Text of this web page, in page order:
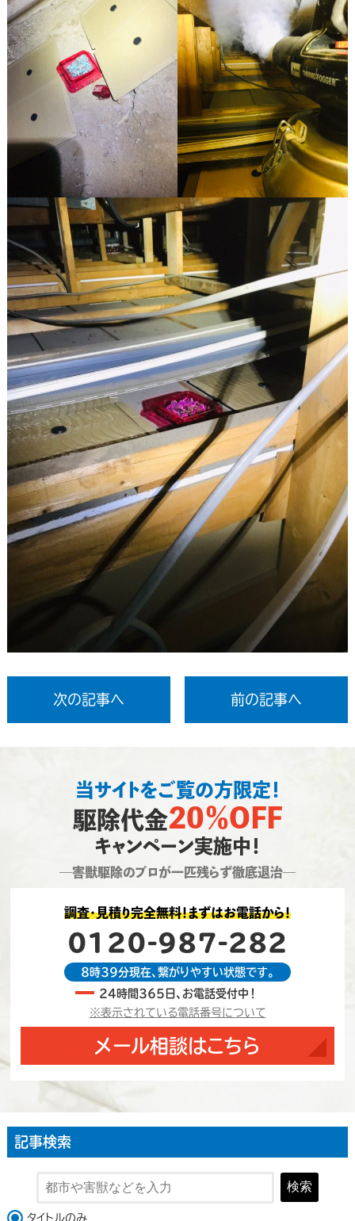
次の記事へ 前の記事へ
当サイトをご覧の方限定！
駆除代金20％OFF
キャンペーン実施中！
―害獣駆除のプロが一匹残らず徹底退治―
調査・見積り完全無料！まずはお電話から！
0120-987-282
8時39分現在、繋がりやすい状態です。
24時間365日、お電話受付中！
※表示されている電話番号について
メール相談はこちら
記事検索
検索
検索対象
タイトルのみ